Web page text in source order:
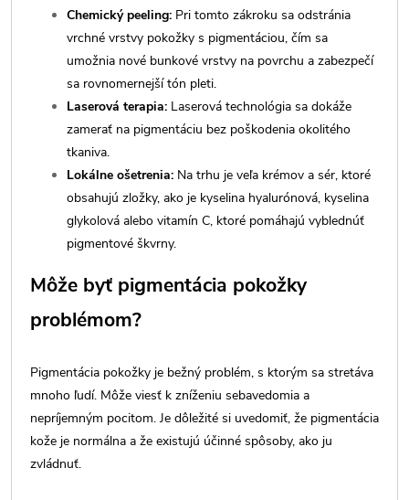
Chemický peeling: Pri tomto zákroku sa odstránia
vrchné vrstvy pokožky s pigmentáciou, čím sa
umožnia nové bunkové vrstvy na povrchu a zabezpečí
sa rovnomernejší tón pleti.
Laserová terapia: Laserová technológia sa dokáže
zamerať na pigmentáciu bez poškodenia okolitého
tkaniva.
Lokálne ošetrenia: Na trhu je veľa krémov a sér, ktoré
obsahujú zložky, ako je kyselina hyalurónová, kyselina
glykolová alebo vitamín C, ktoré pomáhajú vyblednúť
pigmentové škvrny.
Môže byť pigmentácia pokožky
problémom?
Pigmentácia pokožky je bežný problém, s ktorým sa stretáva
mnoho ľudí. Môže viesť k zníženiu sebavedomia a
nepríjemným pocitom. Je dôležité si uvedomiť, že pigmentácia
kože je normálna a že existujú účinné spôsoby, ako ju
zvládnuť.